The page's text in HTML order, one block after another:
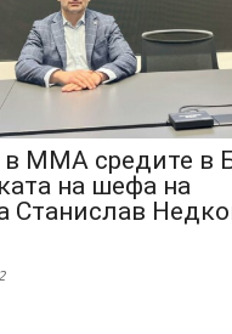
ММА средите в
на шефа на
Станислав